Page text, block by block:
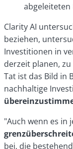
abgeleiteten
Clarity AI
beziehen,
Investitionen in
derzeit planen,
Tat ist das Bild in
nachhaltige
"Auch wenn es in
bei, die